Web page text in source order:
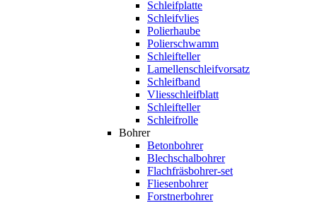
Schleifplatte
Schleifvlies
Polierhaube
Polierschwamm
Schleifteller
Lamellenschleifvorsatz
Schleifband
Vliesschleifblatt
Schleifteller
Schleifrolle
Bohrer
Betonbohrer
Blechschalbohrer
Flachfräsbohrer-set
Fliesenbohrer
Forstnerbohrer